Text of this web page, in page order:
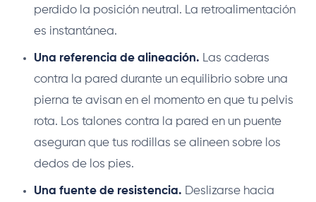
perdido la posición neutral. La retroalimentación
es instantánea.
Una referencia de alineación. Las caderas
contra la pared durante un equilibrio sobre una
pierna te avisan en el momento en que tu pelvis
rota. Los talones contra la pared en un puente
aseguran que tus rodillas se alineen sobre los
dedos de los pies.
Una fuente de resistencia. Deslizarse hacia